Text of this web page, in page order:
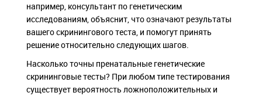
например, консультант по генетическим
исследованиям, объяснит, что означают результаты
вашего скринингового теста, и помогут принять
решение относительно следующих шагов.
Насколько точны пренатальные генетические
скрининговые тесты? При любом типе тестирования
существует вероятность ложноположительных и